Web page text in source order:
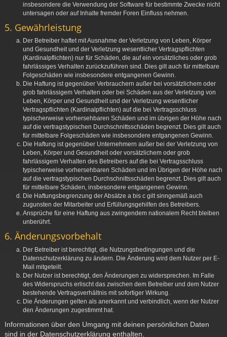
insbesondere die Verwendung der Software für bestimmte Zwecke nicht
untersagen oder auf Inhalte fremder Foren Einfluss nehmen.
5. Gewährleistung
Der Betreiber haftet mit Ausnahme der Verletzung von Leben, Körper
und Gesundheit und der Verletzung wesentlicher Vertragspflichten
(Kardinalpflichten) nur für Schäden, die auf ein vorsätzliches oder grob
fahrlässiges Verhalten zurückzuführen sind. Dies gilt auch für mittelbare
Folgeschäden wie insbesondere entgangenen Gewinn.
Die Haftung ist gegenüber Verbrauchern außer bei vorsätzlichem oder
grob fahrlässigem Verhalten oder bei Schäden aus der Verletzung von
Leben, Körper und Gesundheit und der Verletzung wesentlicher
Vertragspflichten (Kardinalpflichten) auf die bei Vertragsschluss
typischerweise vorhersehbaren Schäden und im übrigen der Höhe nach
auf die vertragstypischen Durchschnittsschäden begrenzt. Dies gilt auch
für mittelbare Folgeschäden wie insbesondere entgangenen Gewinn.
Die Haftung ist gegenüber Unternehmern außer bei der Verletzung von
Leben, Körper und Gesundheit oder vorsätzlichem oder grob
fahrlässigem Verhalten des Betreibers auf die bei Vertragsschluss
typischerweise vorhersehbaren Schäden und im Übrigen der Höhe nach
auf die vertragstypischen Durchschnittsschäden begrenzt. Dies gilt auch
für mittelbare Schäden, insbesondere entgangenen Gewinn.
Die Haftungsbegrenzung der Absätze a bis c gilt sinngemäß auch
zugunsten der Mitarbeiter und Erfüllungsgehilfen des Betreibers.
Ansprüche für eine Haftung aus zwingendem nationalem Recht bleiben
unberührt.
6. Änderungsvorbehalt
Der Betreiber ist berechtigt, die Nutzungsbedingungen und die
Datenschutzerklärung zu ändern. Die Änderung wird dem Nutzer per E-
Mail mitgeteilt.
Der Nutzer ist berechtigt, den Änderungen zu widersprechen. Im Falle
des Widerspruchs erlischt das zwischen dem Betreiber und dem Nutzer
bestehende Vertragsverhältnis mit sofortiger Wirkung.
Die Änderungen gelten als anerkannt und verbindlich, wenn der Nutzer
den Änderungen zugestimmt hat.
Informationen über den Umgang mit deinen persönlichen Daten
sind in der Datenschutzerklärung enthalten.